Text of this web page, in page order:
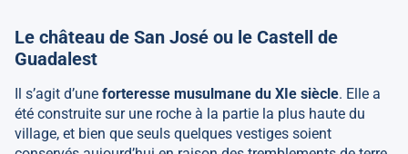
Le château de San José ou le Castell de
Guadalest
Il s’agit d’une forteresse musulmane du XIe siècle. Elle a
été construite sur une roche à la partie la plus haute du
village, et bien que seuls quelques vestiges soient